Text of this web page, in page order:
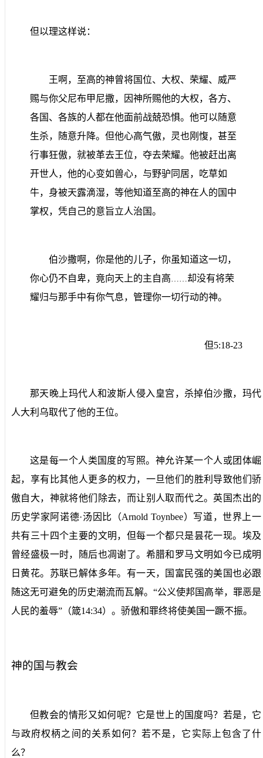
但以理这样说：
王啊，至高的神曾将国位、大权、荣耀、威严
赐与你父尼布甲尼撒，因神所赐他的大权，各方、
各国、各族的人都在他面前战兢恐惧。他可以随意
生杀，随意升降。但他心高气傲，灵也刚愎，甚至
行事狂傲，就被革去王位，夺去荣耀。他被赶出离
开世人，他的心变如兽心，与野驴同居，吃草如
牛，身被天露滴湿，等他知道至高的神在人的国中
掌权，凭自己的意旨立人治国。
伯沙撒啊，你是他的儿子，你虽知道这一切，
你心仍不自卑，竟向天上的主自高
却没有将荣
耀归与那手中有你气息，管理你一切行动的神。
但5:18-23
那天晚上玛代人和波斯人侵入皇宫，杀掉伯沙撒，玛代
人大利乌取代了他的王位。
这是每一个人类国度的写照。神允许某一个人或团体崛
起，享有比其他人更多的权力，一旦他们的胜利导致他们骄
傲自大，神就将他们除去，而让别人取而代之。英国杰出的
历史学家阿诺德·汤因比（Arnold Toynbee）写道，世界上一
共有三十四个主要的文明，但每一个都只是昙花一现。埃及
曾经盛极一时，随后也凋谢了。希腊和罗马文明如今已成明
日黄花。苏联已解体多年。有一天，国富民强的美国也必跟
随这无可避免的历史潮流而瓦解。“公义使邦国高举，罪恶是
人民的羞辱”（箴14:34）。骄傲和罪终将使美国一蹶不振。
神的国与教会
但教会的情形又如何呢？它是世上的国度吗？若是，它
与政府权柄之间的关系如何？若不是，它实际上包含了什
么？